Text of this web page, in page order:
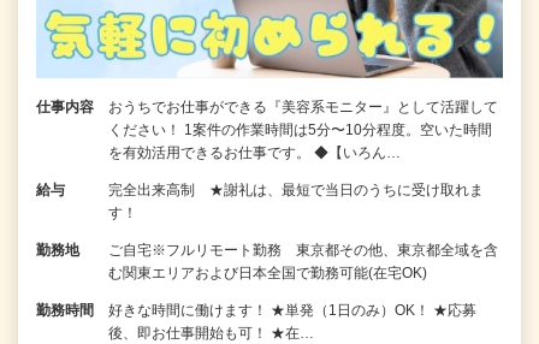
仕事内容
おうちでお仕事ができる『美容系モニター』として活躍して
ください！ 1案件の作業時間は5分〜10分程度。空いた時間
を有効活用できるお仕事です。 ◆【いろん…
給与
完全出来高制 ★謝礼は、最短で当日のうちに受け取れま
す！
勤務地
ご自宅※フルリモート勤務 東京都その他、東京都全域を含
む関東エリアおよび日本全国で勤務可能(在宅OK)
勤務時間
好きな時間に働けます！ ★単発（1日のみ）OK！ ★応募
後、即お仕事開始も可！ ★在…